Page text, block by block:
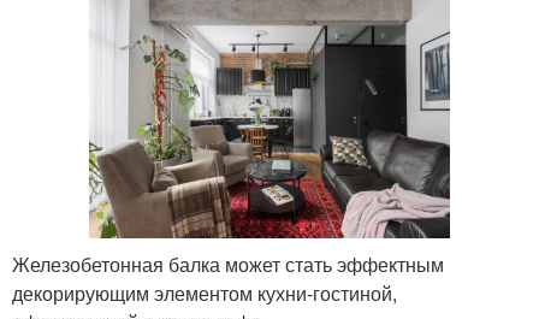
Железобетонная балка может стать эффектным
декорирующим элементом кухни-гостиной,